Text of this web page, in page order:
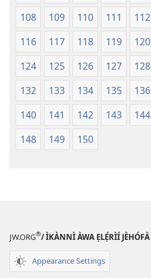
108
109 110 111 112
116
117 118 119 120
124
125 126 127 128
132
133 134 135 136
140
141 142 143 144
148
149 150
JW.ORG®/ ÌKÀNNÌ ÀWA ẸLẸ́RÌÍ JÈHÓFÀ
Appearance Settings